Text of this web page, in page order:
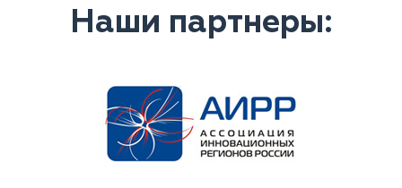
Наши партнеры: